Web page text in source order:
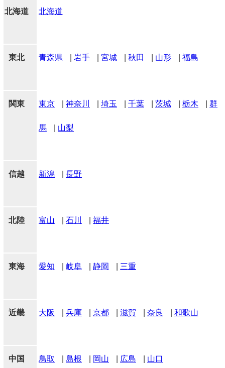
北海道 北海道
東北 青森県 岩手 宮城 秋田 山形 福島
関東 東京 神奈川 埼玉 千葉 茨城 栃木 群
馬 山梨
信越 新潟 長野
北陸 富山 石川 福井
東海 愛知 岐阜 静岡 三重
近畿 大阪 兵庫 京都 滋賀 奈良 和歌山
中国 鳥取 島根 岡山 広島 山口